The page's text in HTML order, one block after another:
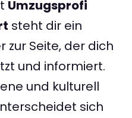
Umzugsprofi
steht dir ein
Seite, der dich
und informiert.
und kulturell
sich